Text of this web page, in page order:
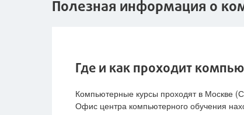
Полезная информация о
Где и как проходит
Компьютерные курсы проходят в Москве
Офис центра компьютерного обучения